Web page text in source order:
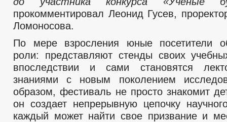
прокомментировал Леонид Гусев,
Ломоносова.
По мере взросления юные посетители
роли: представляют стенды своих
впоследствии и сами становятся
знаниями с новым поколением
образом, фестиваль не просто знакомит
он создает непрерывную цепочку
каждый может найти свое призвание и